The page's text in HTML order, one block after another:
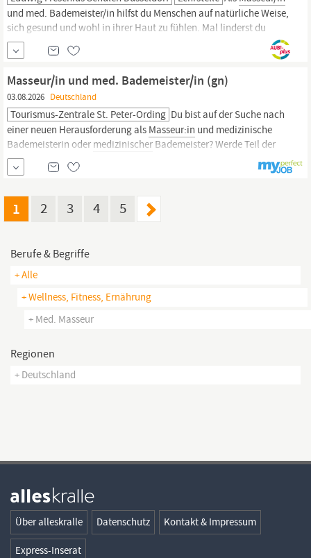
und med. Bademeister/in hilfst du Menschen auf natürliche Weise,
sich gesund und wohl in ihrer Haut zu fühlen. Mal linderst du
chronische Rückenschmerzen mit einer
Unterwasserdruckstrahlmassage. Ein anderes Mal setzt du
Elektrotherapie ein, um die schlaffe Beinmuskulatur nach einem
Beinbruch wieder zu aktivieren.
Masseur/in und med. Bademeister/in (gn)
03.08.2026 Deutschland
Tourismus-Zentrale St. Peter-Ording Du bist auf der Suche nach
einer neuen Herausforderung als Masseur:in und medizinische
Bademeisterin oder medizinischer Bademeister? Werde Teil der
Tourismus-Zentrale St. Peter-Ording! In unserem engagierten
Team erwarten dich mehr als nur spannende Aufgaben: Als Teil
1 2 3 4 5
Berufe & Begriffe
+ Alle
+ Wellness, Fitness, Ernährung
+ Med. Masseur
Regionen
+ Deutschland
Über alleskralle Datenschutz Kontakt & Impressum
Express-Inserat